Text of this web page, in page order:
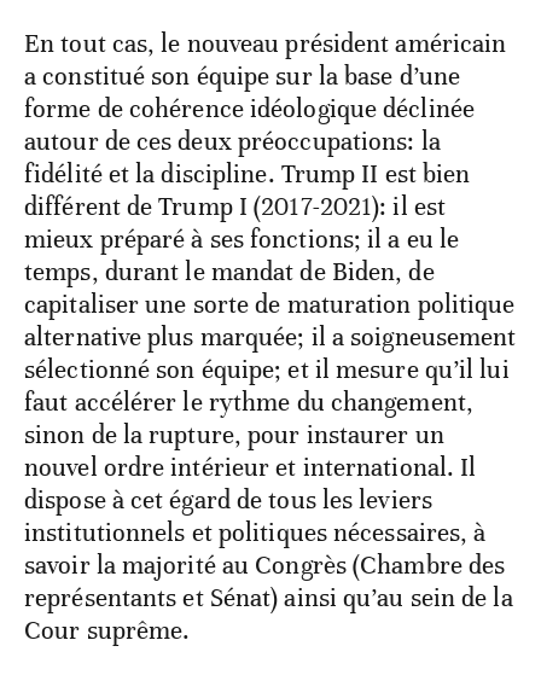
En tout cas, le nouveau président américain
a constitué son équipe sur la base d’une
forme de cohérence idéologique déclinée
autour de ces deux préoccupations: la
fidélité et la discipline. Trump II est bien
différent de Trump I (2017-2021): il est
mieux préparé à ses fonctions; il a eu le
temps, durant le mandat de Biden, de
capitaliser une sorte de maturation politique
alternative plus marquée; il a soigneusement
sélectionné son équipe; et il mesure qu’il lui
faut accélérer le rythme du changement,
sinon de la rupture, pour instaurer un
nouvel ordre intérieur et international. Il
dispose à cet égard de tous les leviers
institutionnels et politiques nécessaires, à
savoir la majorité au Congrès (Chambre des
représentants et Sénat) ainsi qu’au sein de la
Cour suprême.